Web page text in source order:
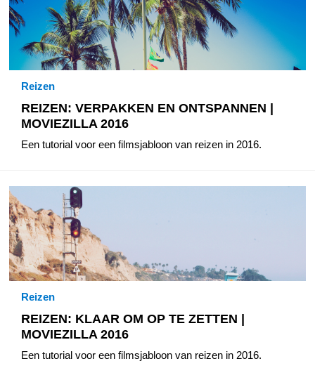
Reizen
REIZEN: VERPAKKEN EN ONTSPANNEN |
MOVIEZILLA 2016
Een tutorial voor een filmsjabloon van reizen in 2016.
Reizen
REIZEN: KLAAR OM OP TE ZETTEN |
MOVIEZILLA 2016
Een tutorial voor een filmsjabloon van reizen in 2016.